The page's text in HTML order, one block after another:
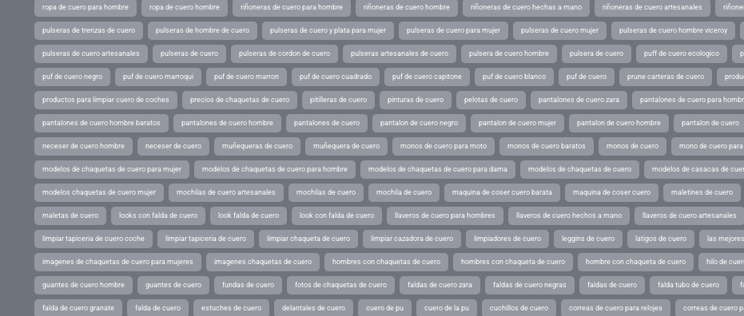
ropa de cuero para hombre ropa de cuero hombre riñoneras de cuero para hombre riñoneras de cuero hombre riñoneras de cuero hechas a mano riñoneras de cuero artesanales
pulseras de trenzas de cuero pulseras de hombre de cuero pulseras de cuero y plata para mujer pulseras de cuero para mujer pulseras de cuero mujer pulseras de cuero hombre viceroy
pulseras de cuero artesanales pulseras de cuero pulseras de cordon de cuero pulseras artesanales de cuero pulsera de cuero hombre pulsera de cuero puff de cuero ecologico
puf de cuero negro puf de cuero marroqui puf de cuero marron puf de cuero cuadrado puf de cuero capitone puf de cuero blanco puf de cuero prune carteras de cuero
productos para limpiar cuero de coches precios de chaquetas de cuero pitilleras de cuero pinturas de cuero pelotas de cuero pantalones de cuero zara pantalones de cuero para
pantalones de cuero hombre baratos pantalones de cuero hombre pantalones de cuero pantalon de cuero negro pantalon de cuero mujer pantalon de cuero hombre pantalon de cuero
neceser de cuero hombre neceser de cuero muñequeras de cuero muñequera de cuero monos de cuero para moto monos de cuero baratos monos de cuero mono de cuero
modelos de chaquetas de cuero para mujer modelos de chaquetas de cuero para hombre modelos de chaquetas de cuero para dama modelos de chaquetas de cuero modelos de casacas de
modelos chaquetas de cuero mujer mochilas de cuero artesanales mochilas de cuero mochila de cuero maquina de coser cuero barata maquina de coser cuero maletines de cuero
maletas de cuero looks con falda de cuero look falda de cuero look con falda de cuero llaveros de cuero para hombres llaveros de cuero hechos a mano llaveros de cuero artesanales
limpiar tapiceria de cuero coche limpiar tapiceria de cuero limpiar chaqueta de cuero limpiar cazadora de cuero limpiadores de cuero leggins de cuero latigos de cuero las
imagenes de chaquetas de cuero para mujeres imagenes chaquetas de cuero hombres con chaquetas de cuero hombres con chaqueta de cuero hombre con chaqueta de cuero hilo de
guantes de cuero hombre guantes de cuero fundas de cuero fotos de chaquetas de cuero faldas de cuero zara faldas de cuero negras faldas de cuero falda tubo de cuero
falda de cuero granate falda de cuero estuches de cuero delantales de cuero cuero de pu cuero de la pu cuchillos de cuero correas de cuero para relojes correas de cuero